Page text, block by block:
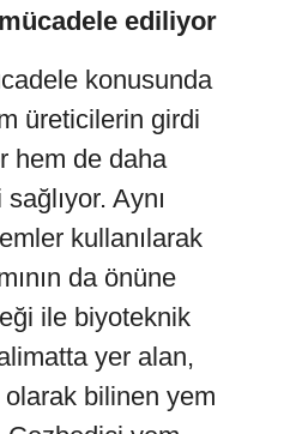
ediliyor
konusunda
üreticilerin girdi
hem de daha
Aynı
kullanılarak
da önüne
ile biyoteknik
yer alan,
bilinen yem